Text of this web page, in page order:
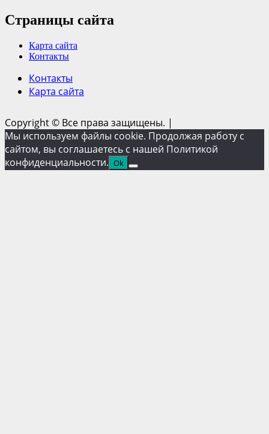
Страницы сайта
Карта сайта
Контакты
Контакты
Карта сайта
Copyright © Все права защищены. |
Мы используем файлы cookie. Продолжая работу с
сайтом, вы соглашаетесь с нашей Политикой
конфиденциальности. Ok